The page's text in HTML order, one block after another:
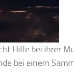
Hilfe bei ihrer
bei einem